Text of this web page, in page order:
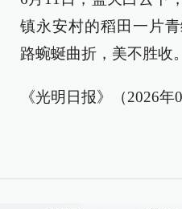
镇永安村的稻田一片
路蜿蜒曲折，美不胜收。
《光明日报》（2026年